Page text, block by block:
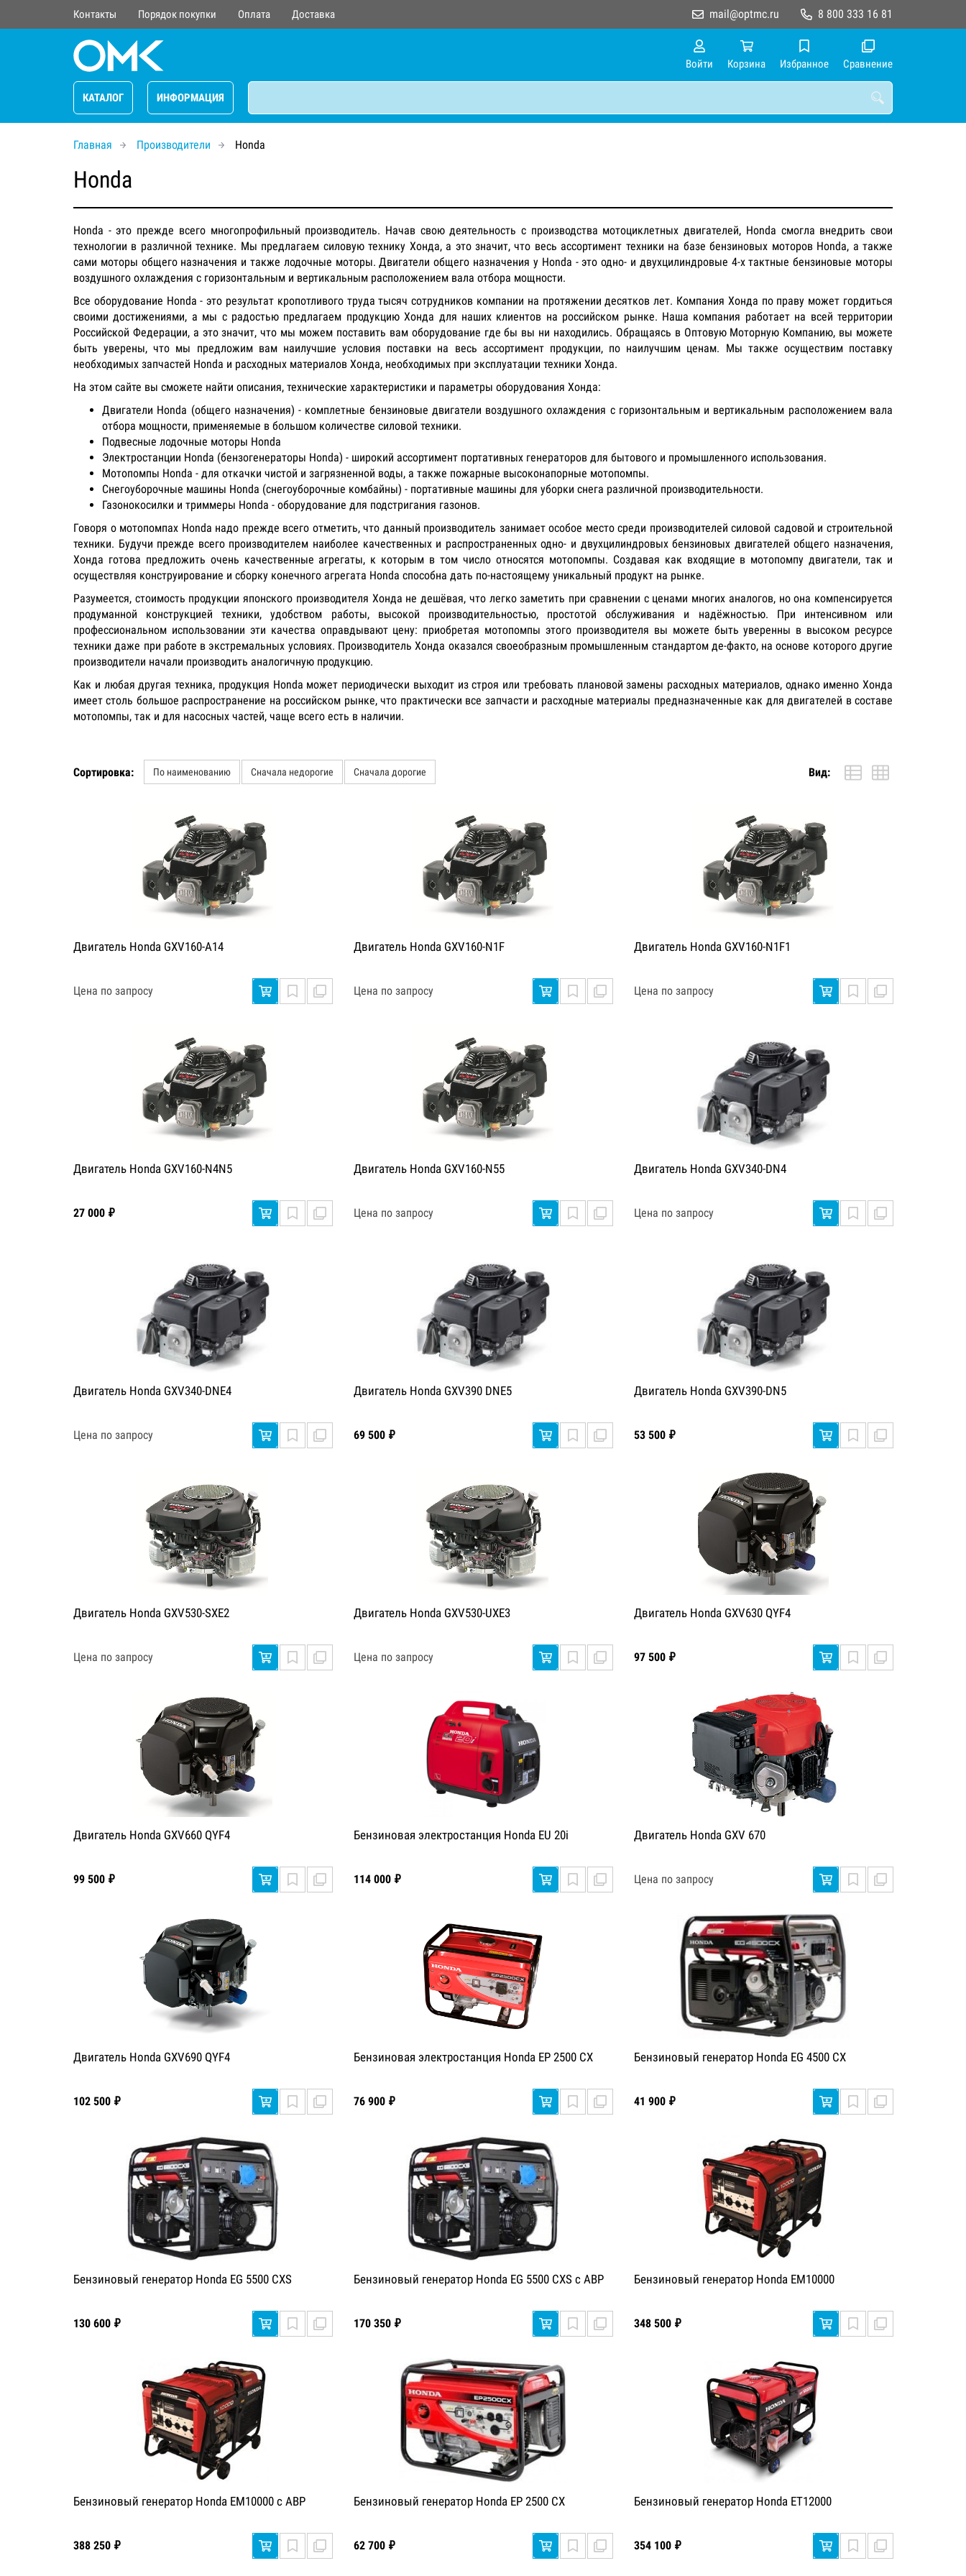
Контакты Порядок покупки Оплата Доставка 8 800 333 16 81
mail@optmc.ru
Войти Корзина Избранное Сравнение
КАТАЛОГ ИНФОРМАЦИЯ
Главная Производители Honda
Honda
Honda - это прежде всего многопрофильный производитель. Начав свою деятельность с производства мотоциклетных двигателей, Honda смогла внедрить свои
технологии в различной технике. Мы предлагаем силовую технику Хонда, а это значит, что весь ассортимент техники на базе бензиновых моторов Honda, а также
сами моторы общего назначения и также лодочные моторы. Двигатели общего назначения у Honda - это одно- и двухцилиндровые 4-х тактные бензиновые моторы
воздушного охлаждения с горизонтальным и вертикальным расположением вала отбора мощности.
Все оборудование Honda - это результат кропотливого труда тысяч сотрудников компании на протяжении десятков лет. Компания Хонда по праву может гордиться
своими достижениями, а мы с радостью предлагаем продукцию Хонда для наших клиентов на российском рынке. Наша компания работает на всей территории
Российской Федерации, а это значит, что мы можем поставить вам оборудование где бы вы ни находились. Обращаясь в Оптовую Моторную Компанию, вы можете
быть уверены, что мы предложим вам наилучшие условия поставки на весь ассортимент продукции, по наилучшим ценам. Мы также осуществим поставку
необходимых запчастей Honda и расходных материалов Хонда, необходимых при эксплуатации техники Хонда.
На этом сайте вы сможете найти описания, технические характеристики и параметры оборудования Хонда:
Двигатели Honda (общего назначения) - комплетные бензиновые двигатели воздушного охлаждения с горизонтальным и вертикальным расположением вала
отбора мощности, применяемые в большом количестве силовой техники.
Подвесные лодочные моторы Honda
Электростанции Honda (бензогенераторы Honda) - широкий ассортимент портативных генераторов для бытового и промышленного использования.
Мотопомпы Honda - для откачки чистой и загрязненной воды, а также пожарные высоконапорные мотопомпы.
Снегоуборочные машины Honda (снегоуборочные комбайны) - портативные машины для уборки снега различной производительности.
Газонокосилки и триммеры Honda - оборудование для подстригания газонов.
Говоря о мотопомпах Honda надо прежде всего отметить, что данный производитель занимает особое место среди производителей силовой садовой и строительной
техники. Будучи прежде всего производителем наиболее качественных и распространенных одно- и двухцилиндровых бензиновых двигателей общего назначения,
Хонда готова предложить очень качественные агрегаты, к которым в том число относятся мотопомпы. Создавая как входящие в мотопомпу двигатели, так и
осуществляя конструирование и сборку конечного агрегата Honda способна дать по-настоящему уникальный продукт на рынке.
Разумеется, стоимость продукции японского производителя Хонда не дешёвая, что легко заметить при сравнении с ценами многих аналогов, но она компенсируется
продуманной конструкцией техники, удобством работы, высокой производительностью, простотой обслуживания и надёжностью. При интенсивном или
профессиональном использовании эти качества оправдывают цену: приобретая мотопомпы этого производителя вы можете быть уверенны в высоком ресурсе
техники даже при работе в экстремальных условиях. Производитель Хонда оказался своеобразным промышленным стандартом де-факто, на основе которого другие
производители начали производить аналогичную продукцию.
Как и любая другая техника, продукция Honda может периодически выходит из строя или требовать плановой замены расходных материалов, однако именно Хонда
имеет столь большое распространение на российском рынке, что практически все запчасти и расходные материалы предназначенные как для двигателей в составе
мотопомпы, так и для насосных частей, чаще всего есть в наличии.
Сортировка: По наименованию Сначала недорогие Сначала дорогие Вид:
Двигатель Honda GXV160-A14
Цена по запросу
Двигатель Honda GXV160-N1F
Цена по запросу
Двигатель Honda GXV160-N1F1
Цена по запросу
Двигатель Honda GXV160-N4N5
27 000 ₽
Двигатель Honda GXV160-N55
Цена по запросу
Двигатель Honda GXV340-DN4
Цена по запросу
Двигатель Honda GXV340-DNE4
Цена по запросу
Двигатель Honda GXV390 DNE5
69 500 ₽
Двигатель Honda GXV390-DN5
53 500 ₽
Двигатель Honda GXV530-SXE2
Цена по запросу
Двигатель Honda GXV530-UXE3
Цена по запросу
Двигатель Honda GXV630 QYF4
97 500 ₽
Двигатель Honda GXV660 QYF4
99 500 ₽
Бензиновая электростанция Honda EU 20i
114 000 ₽
Двигатель Honda GXV 670
Цена по запросу
Двигатель Honda GXV690 QYF4
102 500 ₽
Бензиновая электростанция Honda EP 2500 CX
76 900 ₽
Бензиновый генератор Honda EG 4500 CX
41 900 ₽
Бензиновый генератор Honda EG 5500 CXS
130 600 ₽
Бензиновый генератор Honda EG 5500 CXS с АВР
170 350 ₽
Бензиновый генератор Honda EM10000
348 500 ₽
Бензиновый генератор Honda EM10000 с АВР
388 250 ₽
Бензиновый генератор Honda EP 2500 CX
62 700 ₽
Бензиновый генератор Honda ET12000
354 100 ₽